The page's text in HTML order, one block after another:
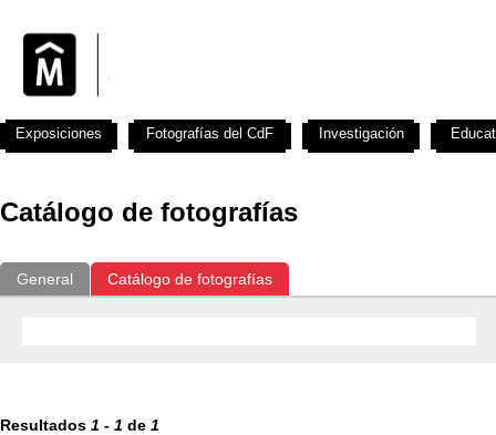
Catálogo de fotografías
General Catálogo de fotografías
Resultados 1 - 1 de 1
Exposiciones Fotografías del CdF Investigación